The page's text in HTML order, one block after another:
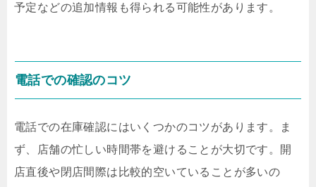
予定などの追加情報も得られる可能性があります。
電話での確認のコツ
電話での在庫確認にはいくつかのコツがあります。ま
ず、店舗の忙しい時間帯を避けることが大切です。開
店直後や閉店間際は比較的空いていることが多いの